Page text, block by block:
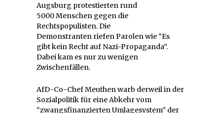
Augsburg protestierten rund
5000 Menschen gegen die
Rechtspopulisten. Die
Demonstranten riefen Parolen wie “Es
gibt kein Recht auf Nazi-Propaganda”.
Dabei kam es nur zu wenigen
Zwischenfällen.
AfD-Co-Chef Meuthen warb derweil in der
Sozialpolitik für eine Abkehr vom
“zwangsfinanzierten Umlagesystem” der